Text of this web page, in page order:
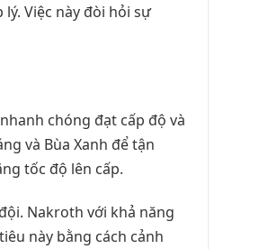
Việc này đòi hỏi sự
chóng đạt cấp độ và
và Bùa Xanh để tận
tốc độ lên cấp.
Nakroth với khả năng
này bằng cách cảnh